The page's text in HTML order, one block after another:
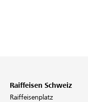
Raiffeisen Schweiz
Raiffeisenplatz